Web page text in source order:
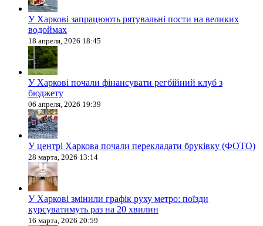
У Харкові запрацюють рятувальні пости на великих
водоймах
18 апреля, 2026 18:45
У Харкові почали фінансувати регбійний клуб з
бюджету
06 апреля, 2026 19:39
У центрі Харкова почали перекладати бруківку (ФОТО)
28 марта, 2026 13:14
У Харкові змінили графік руху метро: поїзди
курсуватимуть раз на 20 хвилин
16 марта, 2026 20:59